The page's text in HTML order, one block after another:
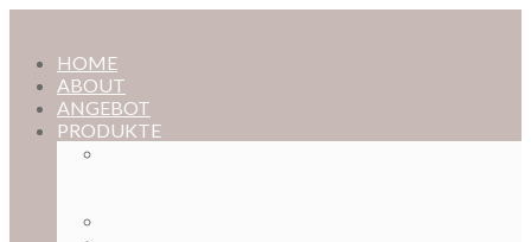
HOME
ABOUT
ANGEBOT
PRODUKTE